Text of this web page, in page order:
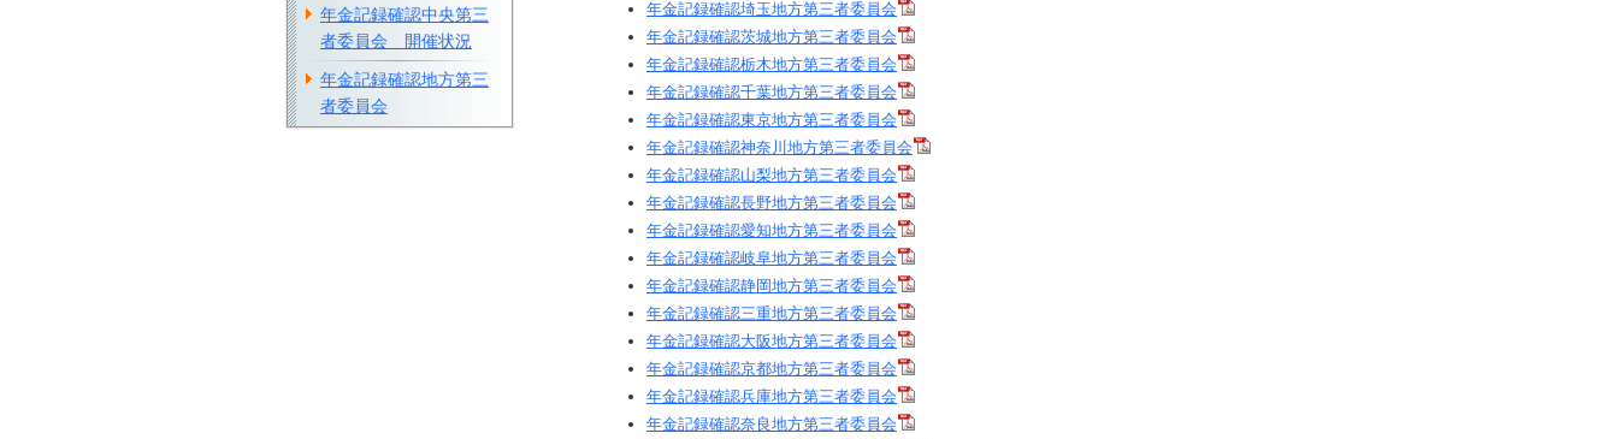
年金記録確認埼玉地方第三者委員会
年金記録確認茨城地方第三者委員会
年金記録確認栃木地方第三者委員会
年金記録確認千葉地方第三者委員会
年金記録確認東京地方第三者委員会
年金記録確認神奈川地方第三者委員会
年金記録確認山梨地方第三者委員会
年金記録確認長野地方第三者委員会
年金記録確認愛知地方第三者委員会
年金記録確認岐阜地方第三者委員会
年金記録確認静岡地方第三者委員会
年金記録確認三重地方第三者委員会
年金記録確認大阪地方第三者委員会
年金記録確認京都地方第三者委員会
年金記録確認兵庫地方第三者委員会
年金記録確認奈良地方第三者委員会
年金記録確認中央第三
者委員会 開催状況
年金記録確認地方第三
者委員会